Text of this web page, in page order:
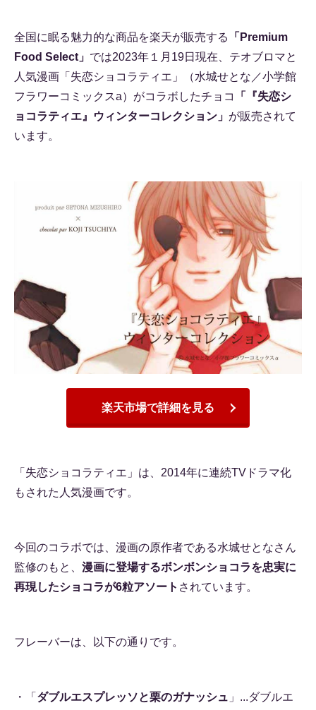
全国に眠る魅力的な商品を楽天が販売する
「Premium
Food Select」 では2023年１月19日現在、テオブロマと
人気漫画「失恋ショコラティエ」（水城せとな／小学館
フラワーコミックスa）がコラボしたチョコ
「『失恋シ
ョコラティエ』ウィンターコレクション」 が販売されて
います。
楽天市場で詳細を見る
「失恋ショコラティエ」は、2014年に連続TVドラマ化
もされた人気漫画です。
今回のコラボでは、漫画の原作者である水城せとなさん
監修のもと、 漫画に登場するボンボンショコラを忠実に
再現したショコラが6粒アソート されています。
フレーバーは、以下の通りです。
・「 ダブルエスプレッソと栗のガナッシュ 」...ダブルエ